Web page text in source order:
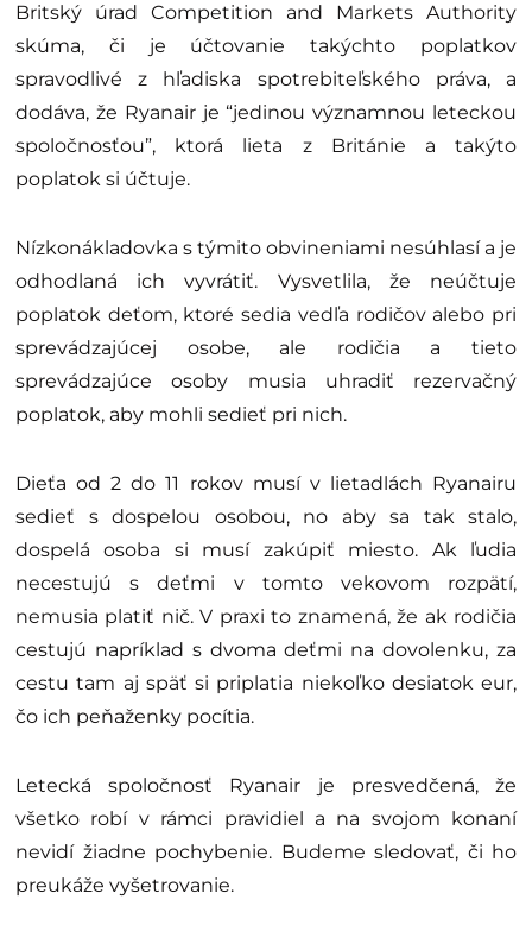
Britský úrad Competition and Markets Authority
skúma, či je účtovanie takýchto poplatkov
spravodlivé z hľadiska spotrebiteľského práva, a
dodáva, že Ryanair je “jedinou významnou leteckou
spoločnosťou”, ktorá lieta z Británie a takýto
poplatok si účtuje.
Nízkonákladovka s týmito obvineniami nesúhlasí a je
odhodlaná ich vyvrátiť. Vysvetlila, že neúčtuje
poplatok deťom, ktoré sedia vedľa rodičov alebo pri
sprevádzajúcej osobe, ale rodičia a tieto
sprevádzajúce osoby musia uhradiť rezervačný
poplatok, aby mohli sedieť pri nich.
Dieťa od 2 do 11 rokov musí v lietadlách Ryanairu
sedieť s dospelou osobou, no aby sa tak stalo,
dospelá osoba si musí zakúpiť miesto. Ak ľudia
necestujú s deťmi v tomto vekovom rozpätí,
nemusia platiť nič. V praxi to znamená, že ak rodičia
cestujú napríklad s dvoma deťmi na dovolenku, za
cestu tam aj späť si priplatia niekoľko desiatok eur,
čo ich peňaženky pocítia.
Letecká spoločnosť Ryanair je presvedčená, že
všetko robí v rámci pravidiel a na svojom konaní
nevidí žiadne pochybenie. Budeme sledovať, či ho
preukáže vyšetrovanie.